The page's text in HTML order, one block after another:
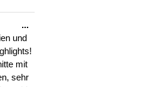
und
mit
sehr
...